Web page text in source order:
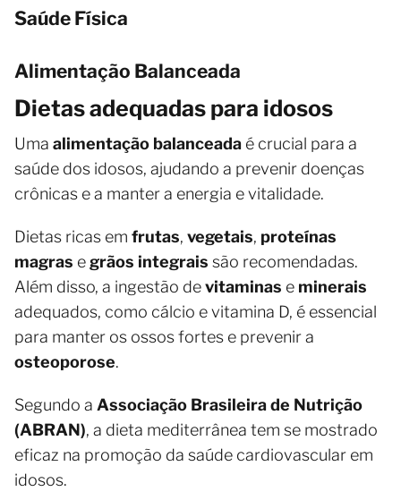
Saúde Física
Alimentação Balanceada
Dietas adequadas para idosos
Uma alimentação balanceada é crucial para a
saúde dos idosos, ajudando a prevenir doenças
crônicas e a manter a energia e vitalidade.
Dietas ricas em frutas, vegetais, proteínas
magras egrãos integrais são recomendadas.
Além disso, a ingestão devitaminas e minerais
adequados, como cálcio e vitamina D, é essencial
para manter os ossos fortes e prevenir a
osteoporose.
Segundo a Associação Brasileira de Nutrição
(ABRAN), a dieta mediterrânea tem se mostrado
eficaz na promoção da saúde cardiovascular em
idosos.